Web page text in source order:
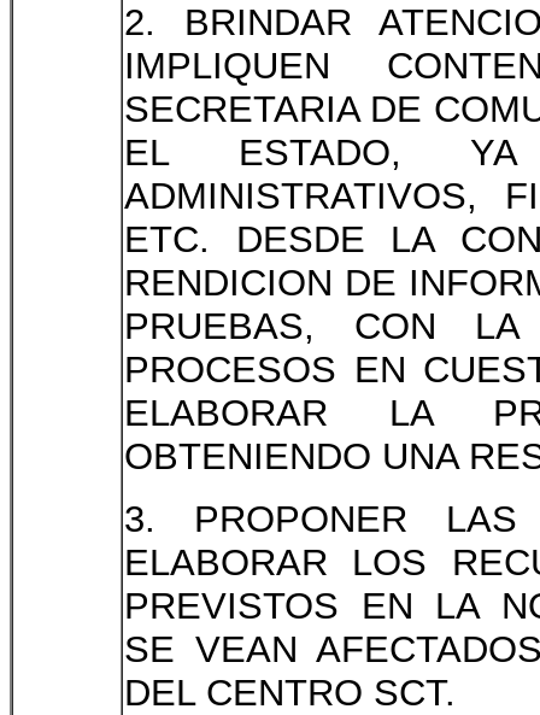
2. BRINDAR
IMPLIQUEN
SECRETARIA DE
EL ESTADO, YA
ADMINISTRATIVOS,
ETC. DESDE LA
RENDICION DE
PRUEBAS, CON
PROCESOS EN
ELABORAR LA
OBTENIENDO UNA
3. PROPONER LAS
ELABORAR LOS
PREVISTOS EN LA
SE VEAN
DEL CENTRO SCT.